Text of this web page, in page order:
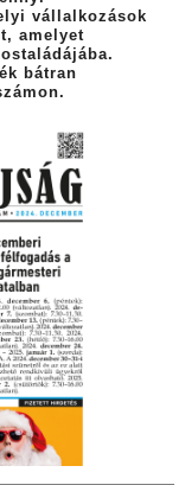
vállalkozások
amelyet
bátran